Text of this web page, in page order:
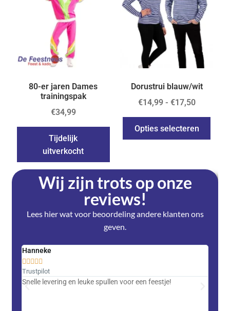
80-er jaren Dames
trainingspak
€34,99
Tijdelijk
uitverkocht
Dorustrui blauw/wit
€14,99 - €17,50
Opties selecteren
Wij zijn trots op onze
reviews!
Lees hier wat voor beoordeling andere klanten ons
geven.
Hanneke
    
Trustpilot
Snelle levering en leuke spullen voor een feestje!